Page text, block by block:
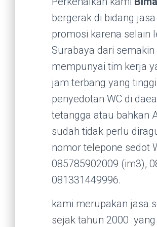
bergerak di bidang
promosi karena selain
Surabaya dari
mempunyai tim kerja
jam terbang yang
penyedotan WC di
tetangga atau bahkan
sudah tidak perlu
nomor telepone sedot
085785902009 (im3),
081331449996.
kami merupakan jasa
sejak tahun 2000 yang